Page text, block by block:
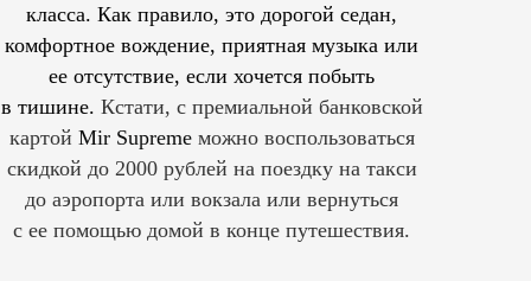
класса. Как правило, это дорогой седан,
комфортное вождение, приятная музыка или
ее отсутствие, если хочется побыть
в тишине. Кстати, с премиальной банковской
картой Mir Supreme можно воспользоваться
скидкой до 2000 рублей на поездку на такси
до аэропорта или вокзала или вернуться
с ее помощью домой в конце путешествия.